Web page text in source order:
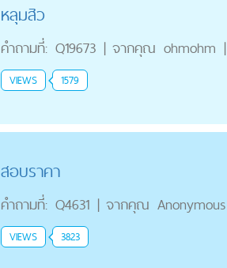
หลุมสิว
คำถามที่: Q19673 | จากคุณ ohmohm |
VIEWS 1579
สอบราคา
คำถามที่: Q4631 | จากคุณ Anonymous
VIEWS 3823